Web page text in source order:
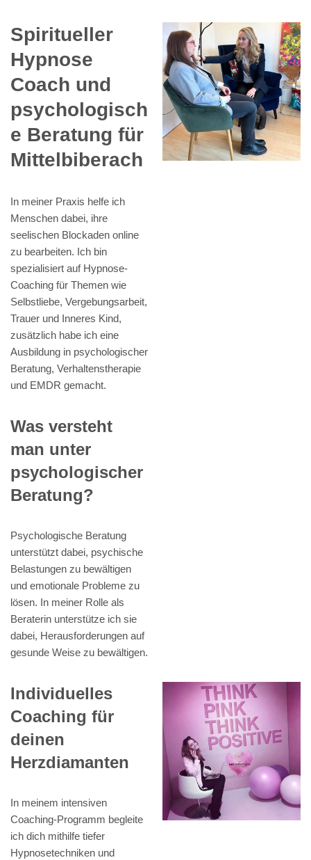
Spiritueller
Hypnose
Coach und
psychologisch
e Beratung für
Mittelbiberach
In meiner Praxis helfe ich
Menschen dabei, ihre
seelischen Blockaden online
zu bearbeiten. Ich bin
spezialisiert auf Hypnose-
Coaching für Themen wie
Selbstliebe, Vergebungsarbeit,
Trauer und Inneres Kind,
zusätzlich habe ich eine
Ausbildung in psychologischer
Beratung, Verhaltenstherapie
und EMDR gemacht.
Was versteht
man unter
psychologischer
Beratung?
Psychologische Beratung
unterstützt dabei, psychische
Belastungen zu bewältigen
und emotionale Probleme zu
lösen. In meiner Rolle als
Beraterin unterstütze ich sie
dabei, Herausforderungen auf
gesunde Weise zu bewältigen.
Individuelles
Coaching für
deinen
Herzdiamanten
In meinem intensiven
Coaching-Programm begleite
ich dich mithilfe tiefer
Hypnosetechniken und